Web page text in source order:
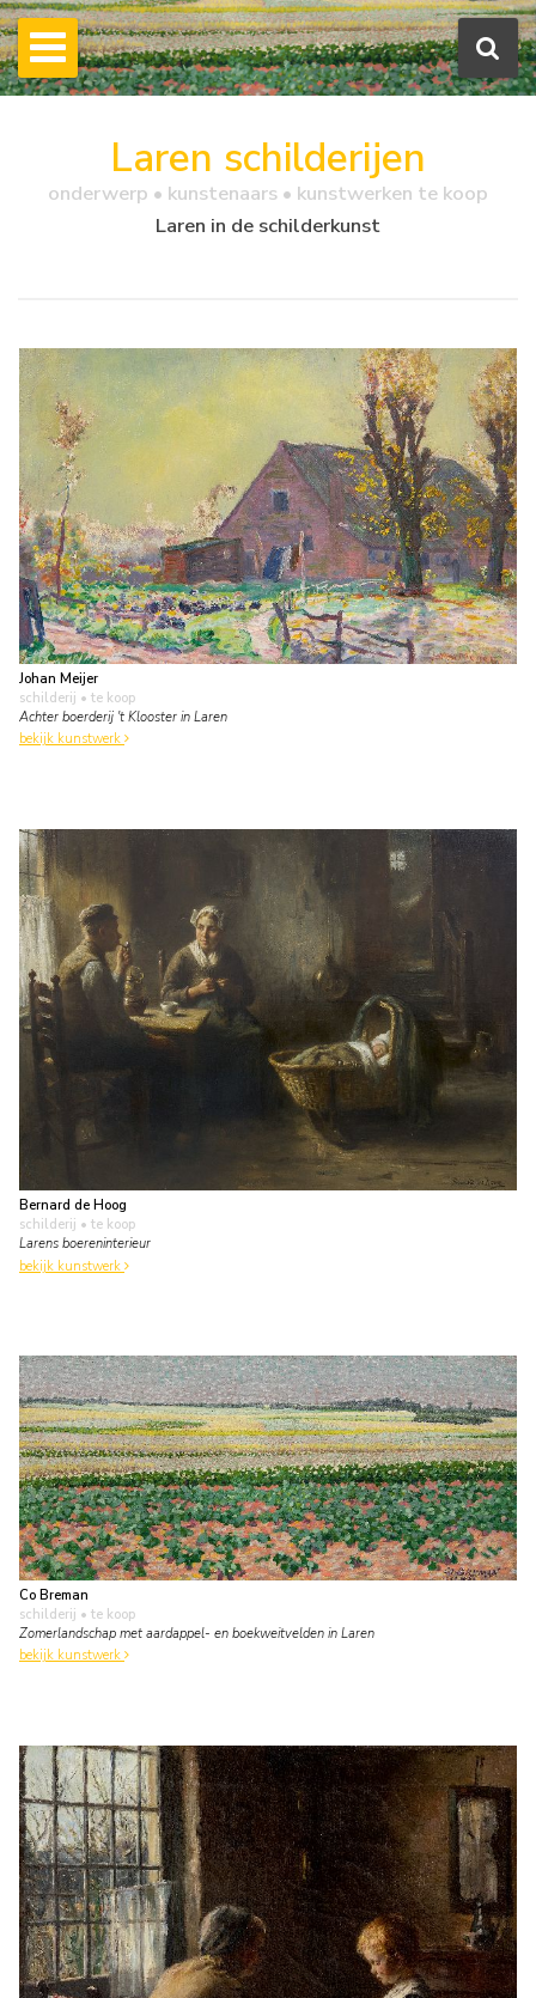
Laren schilderijen
onderwerp • kunstenaars • kunstwerken te koop
Laren in de schilderkunst
Johan Meijer
schilderij • te koop
Achter boerderij 't Klooster in Laren
bekijk kunstwerk
Bernard de Hoog
schilderij • te koop
Larens boereninterieur
bekijk kunstwerk
Co Breman
schilderij • te koop
Zomerlandschap met aardappel- en boekweitvelden in Laren
bekijk kunstwerk